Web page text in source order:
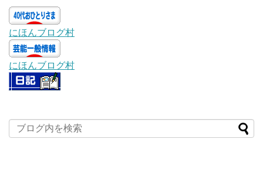
にほんブログ村
にほんブログ村